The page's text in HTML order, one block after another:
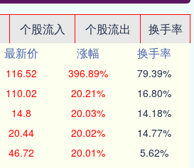
个股流入 个股流出
换手率
最新价 涨幅
换手率
116.52 396.89% 79.39%
110.02 20.21% 16.80%
14.8 20.03% 14.18%
20.44 20.02% 14.77%
46.72 20.01% 5.62%